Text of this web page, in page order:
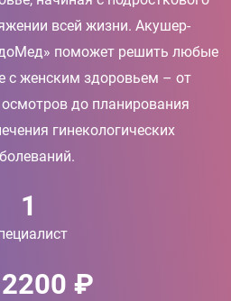
всей жизни. Акушер-
поможет решить любые
с женским здоровьем – от
до планирования
гинекологических
1
₽